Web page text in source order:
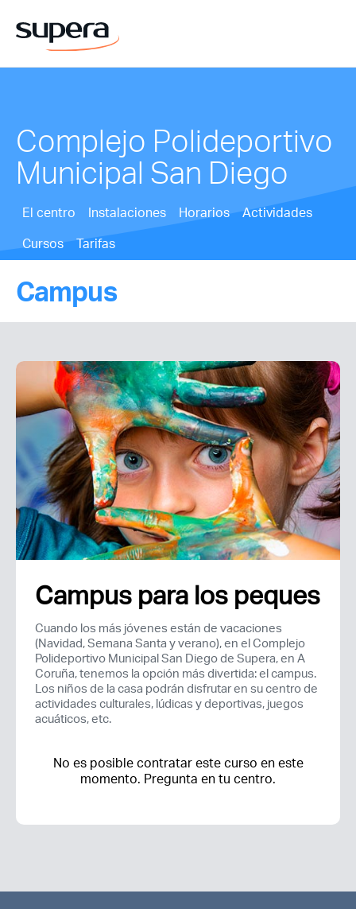
Complejo Polideportivo
Municipal San Diego
El centro Instalaciones Horarios
Actividades
Cursos
Tarifas
Campus
Campus para los peques
Cuando los más jóvenes están de vacaciones
(Navidad, Semana Santa y verano), en el Complejo
Polideportivo Municipal San Diego de Supera, en A
Coruña, tenemos la opción más divertida: el campus.
Los niños de la casa podrán disfrutar en su centro de
actividades culturales, lúdicas y deportivas, juegos
acuáticos, etc.
No es posible contratar este curso en este
momento. Pregunta en tu centro.